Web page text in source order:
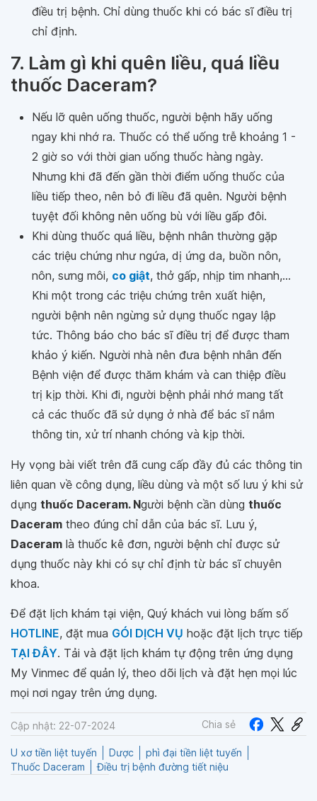
điều trị bệnh. Chỉ dùng thuốc khi có bác sĩ điều trị
chỉ định.
7. Làm gì khi quên liều, quá liều
thuốc Daceram?
Nếu lỡ quên uống thuốc, người bệnh hãy uống
ngay khi nhớ ra. Thuốc có thể uống trễ khoảng 1 -
2 giờ so với thời gian uống thuốc hàng ngày.
Nhưng khi đã đến gần thời điểm uống thuốc của
liều tiếp theo, nên bỏ đi liều đã quên. Người bệnh
tuyệt đối không nên uống bù với liều gấp đôi.
Khi dùng thuốc quá liều, bệnh nhân thường gặp
các triệu chứng như ngứa, dị ứng da, buồn nôn,
nôn, sưng môi, co giật, thở gấp, nhịp tim nhanh,...
Khi một trong các triệu chứng trên xuất hiện,
người bệnh nên ngừng sử dụng thuốc ngay lập
tức. Thông báo cho bác sĩ điều trị để được tham
khảo ý kiến. Người nhà nên đưa bệnh nhân đến
Bệnh viện để được thăm khám và can thiệp điều
trị kịp thời. Khi đi, người bệnh phải nhớ mang tất
cả các thuốc đã sử dụng ở nhà để bác sĩ nắm
thông tin, xử trí nhanh chóng và kịp thời.
Hy vọng bài viết trên đã cung cấp đầy đủ các thông tin
liên quan về công dụng, liều dùng và một số lưu ý khi sử
dụng thuốc Daceram. Người bệnh cần dùng thuốc
Daceram theo đúng chỉ dẫn của bác sĩ. Lưu ý,
Daceram là thuốc kê đơn, người bệnh chỉ được sử
dụng thuốc này khi có sự chỉ định từ bác sĩ chuyên
khoa.
Để đặt lịch khám tại viện, Quý khách vui lòng bấm số
HOTLINE, đặt mua GÓI DỊCH VỤ hoặc đặt lịch trực tiếp
TẠI ĐÂY. Tải và đặt lịch khám tự động trên ứng dụng
My Vinmec để quản lý, theo dõi lịch và đặt hẹn mọi lúc
mọi nơi ngay trên ứng dụng.
Cập nhật: 22-07-2024 Chia sẻ
U xơ tiền liệt tuyến Dược
phì đại tiền liệt tuyến
Thuốc Daceram
Điều trị bệnh đường tiết niệu